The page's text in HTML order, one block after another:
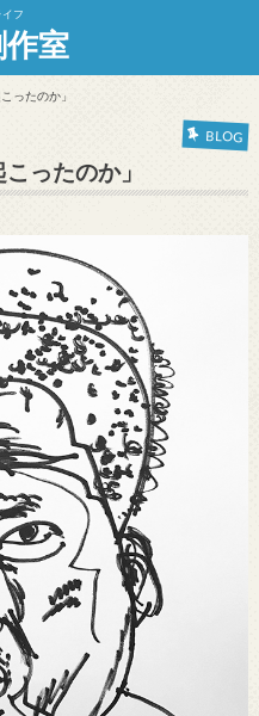
イフ
室
ったのか」
BLOG
ったのか」